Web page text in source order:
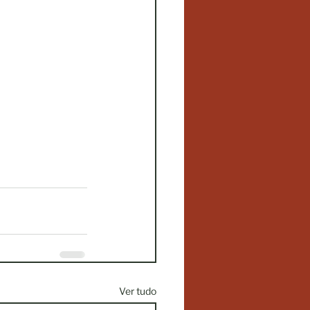
Ver tudo